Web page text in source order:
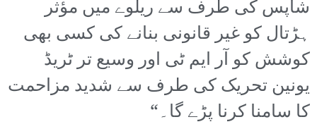
شاپس کی طرف سے ریلوے میں مؤثر
ہڑتال کو غیر قانونی بنانے کی کسی بھی
کوشش کو آر ایم ٹی اور وسیع تر ٹریڈ
یونین تحریک کی طرف سے شدید مزاحمت
کا سامنا کرنا پڑے گا۔“